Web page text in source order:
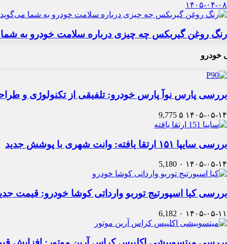
۱۴۰۵-۰۴-۰۸
رنگ روغن گیربکس چه چیزی درباره سلامت خودرو به
خودرو
بررسی پارس نوآ پارس خودرو: تلفیقی از تکنولوژی و
۱۴۰۵-۰۵-۱۴ ۵ 9,775
بررسی سایپا ۱۵۱ ارتقا یافته: وانت شهری با پوشش جدید
۱۴۰۵-۰۵-۱۴ ۰ 5,180
بررسی کیا اسپورتیج توربو وارداتی کوشا خودرو: قیمت
۱۴۰۵-۰۵-۱۱ ۰ 6,182